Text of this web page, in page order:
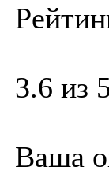
3.6 из
Ваша